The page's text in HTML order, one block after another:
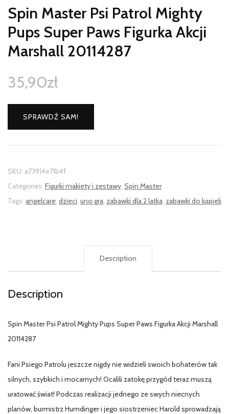
Spin Master Psi Patrol Mighty
Pups Super Paws Figurka Akcji
Marshall 20114287
35,90zł
SPRAWDŹ SAM!
SKU: a73914e71b4f
Categories: Figurki makiety i zestawy, Spin Master
Tags: angelcare, dzieci, uno gra, zabawki dla 2 latka, zabawki do kąpieli
Description
Description
Spin Master Psi Patrol Mighty Pups Super Paws Figurka Akcji Marshall
20114287
Fani Psiego Patrolu jeszcze nigdy nie widzieli swoich bohaterów tak
silnych, szybkich i mocarnych! Ocalili zatokę przygód teraz muszą
uratować świat! Podczas realizacji jednego ze swych niecnych
planów, burmistrz Humdinger i jego siostrzeniec Harold sprowadzają